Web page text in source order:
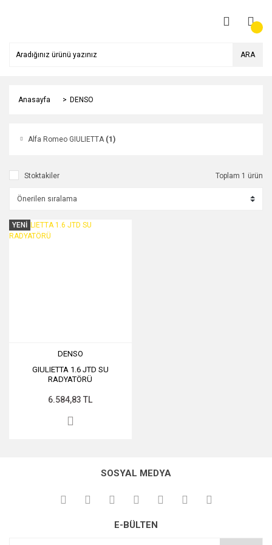
ARA
Anasayfa DENSO
Alfa Romeo GIULIETTA (1)
Stoktakiler Toplam 1 ürün
YENİ
DENSO
GIULIETTA 1.6 JTD SU
RADYATÖRÜ
6.584,83 TL
SOSYAL MEDYA
E-BÜLTEN